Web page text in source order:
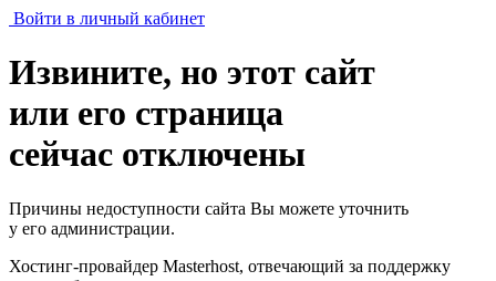
Войти в личный кабинет
Извините, но этот сайт
или его страница
сейчас отключены
Причины недоступности сайта Вы можете уточнить
у его администрации.
Хостинг-провайдер Masterhost, отвечающий за поддержку